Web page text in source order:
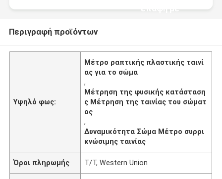
επαφή με
Περιγραφή προϊόντων
Υψηλό φως:
Μέτρο ραπτικής πλαστικής ταινί
ας για το σώμα
,
Μέτρηση της φυσικής κατάσταση
ς Μέτρηση της ταινίας του σώματ
ος
,
Δυναμικότητα Σώμα Μέτρο συρρι
κνώσιμης ταινίας
Όροι πληρωμής T/T, Western Union